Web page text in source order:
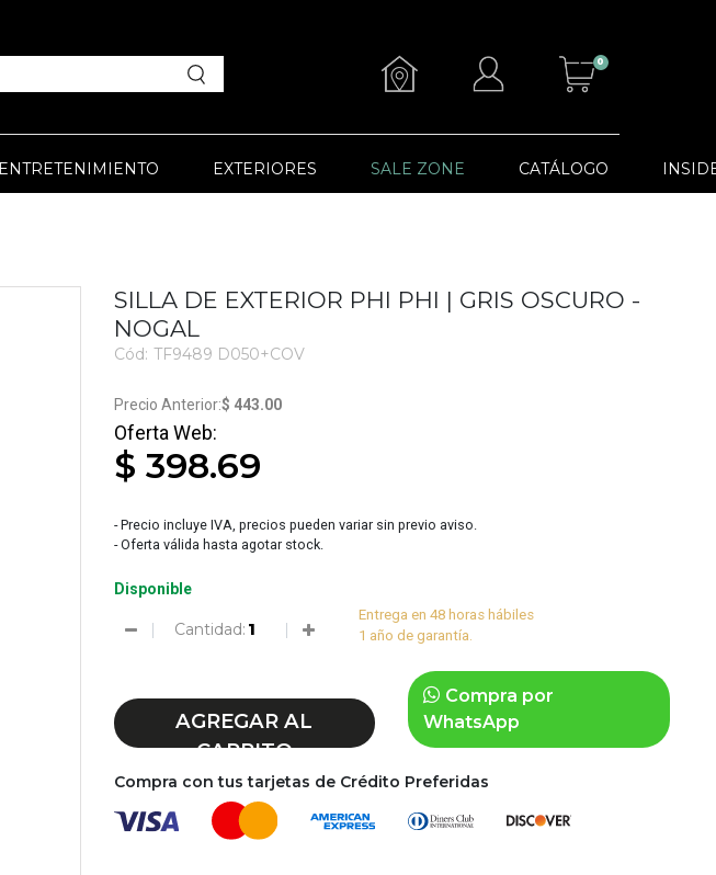
0
ENTRETENIMIENTO EXTERIORES SALE ZONE CATÁLOGO
SILLA DE EXTERIOR PHI PHI | GRIS OSCURO -
NOGAL
Cód: TF9489 D050+COV
$ 443.00
$ 398.69
- Precio incluye IVA, precios pueden variar sin previo aviso.
- Oferta válida hasta agotar stock.
Disponible
Cantidad:
Entrega en 48 horas hábiles
1 año de garantía.
AGREGAR AL
CARRITO
Compra por
WhatsApp
Compra con tus tarjetas de Crédito Preferidas